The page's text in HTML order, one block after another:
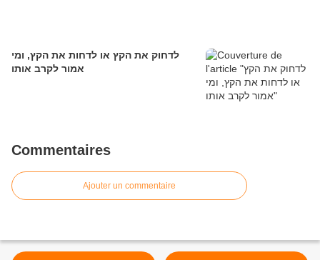
לדחוק את הקץ או לדחות את הקץ, ומי
אמור לקרב אותו
Commentaires
Ajouter un commentaire